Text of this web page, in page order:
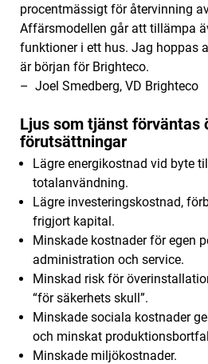
procentmässigt för återvinning
Affärsmodellen går att tillämpa
funktioner i ett hus. Jag hoppas
är början för Brighteco. ‌
– Joel Smedberg, VD Brighteco
Ljus som tjänst förväntas
förutsättningar
‌Lägre energikostnad vid byte
totalanvändning.
Lägre investeringskostnad,
frigjort kapital.
Minskade kostnader för egen
administration och service.
Minskad risk för
“för säkerhets skull”.
Minskade sociala kostnader
och minskat
Minskade miljökostnader.